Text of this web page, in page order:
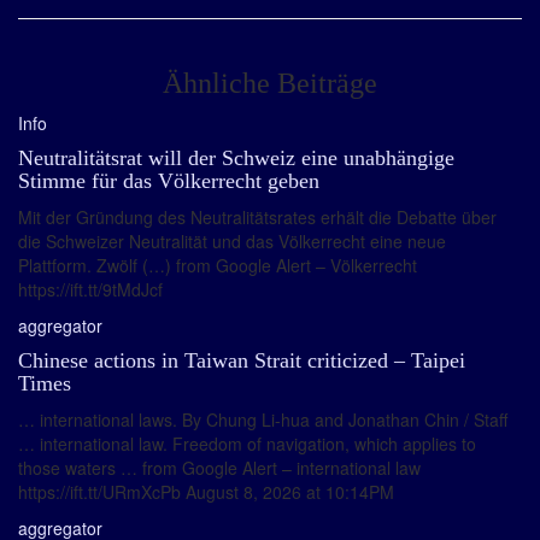
Ähnliche Beiträge
Info
Neutralitätsrat will der Schweiz eine unabhängige
Stimme für das Völkerrecht geben
Mit der Gründung des Neutralitätsrates erhält die Debatte über
die Schweizer Neutralität und das Völkerrecht eine neue
Plattform. Zwölf (…) from Google Alert – Völkerrecht
https://ift.tt/9tMdJcf
aggregator
Chinese actions in Taiwan Strait criticized – Taipei
Times
… international laws. By Chung Li-hua and Jonathan Chin / Staff
… international law. Freedom of navigation, which applies to
those waters … from Google Alert – international law
https://ift.tt/URmXcPb August 8, 2026 at 10:14PM
aggregator